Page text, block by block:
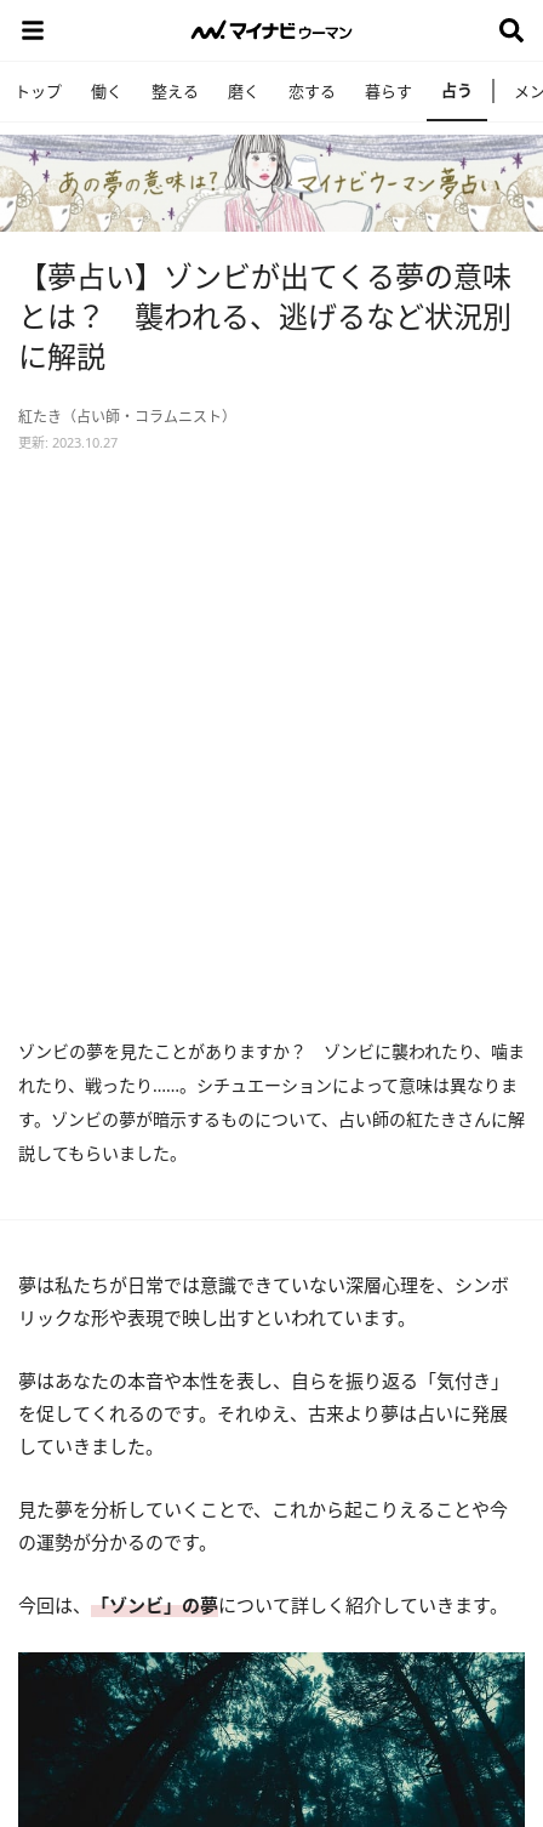
トップ 働く 整える 磨く 恋する 暮らす 占う メ
【夢占い】ゾンビが出てくる夢の意味
とは？ 襲われる、逃げるなど状況別
に解説
紅たき（占い師・コラムニスト）
更新: 2023.10.27
ゾンビの夢を見たことがありますか？ ゾンビに襲われたり、噛ま
れたり、戦ったり……。シチュエーションによって意味は異なりま
す。ゾンビの夢が暗示するものについて、占い師の紅たきさんに解
説してもらいました。
夢は私たちが日常では意識できていない深層心理を、シンボ
リックな形や表現で映し出すといわれています。
夢はあなたの本音や本性を表し、自らを振り返る「気付き」
を促してくれるのです。それゆえ、古来より夢は占いに発展
していきました。
見た夢を分析していくことで、これから起こりえることや今
の運勢が分かるのです。
今回は、 「ゾンビ」の夢について詳しく紹介していきます。